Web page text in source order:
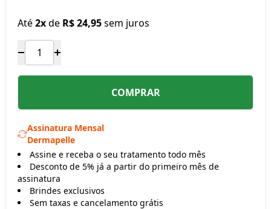
Até2xde R$ 24,95sem juros
COMPRAR
Assinatura Mensal
Dermapelle
Assine e receba o seu tratamento todo mês
Desconto de 5% já a partir do primeiro mês de
assinatura
Brindes exclusivos
Sem taxas e cancelamento grátis